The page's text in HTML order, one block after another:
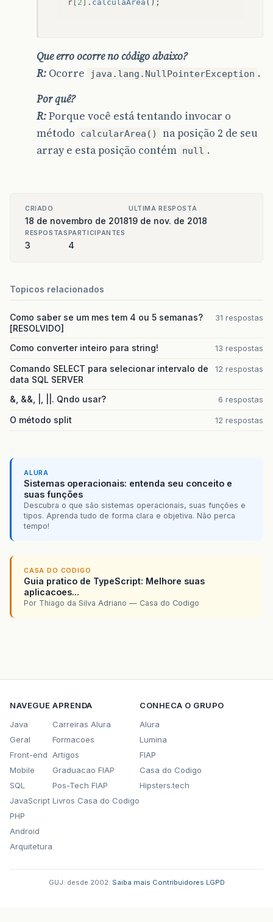
r 2 . calculaArea ();
Que erro ocorre no código abaixo?
R: Ocorre java.lang.NullPointerException .
Por quê?
R:Porque você está tentando invocar o
método
calcularArea()
na posição 2 de seu
array e esta posição contém null .
CRIADO
18 de novembro de 2018
ULTIMA RESPOSTA
19 de nov. de 2018
RESPOSTAS
3
PARTICIPANTES
4
Topicos relacionados
Como saber se um mes tem 4 ou 5 semanas?
[RESOLVIDO]
31 respostas
Como converter inteiro para string! 13 respostas
Comando SELECT para selecionar intervalo de
data SQL SERVER
12 respostas
&, &&, |, ||. Qndo usar? 6 respostas
O método split 12 respostas
ALURA
Sistemas operacionais: entenda seu conceito e
suas funções
Descubra o que são sistemas operacionais, suas funções e
tipos. Aprenda tudo de forma clara e objetiva. Não perca
tempo!
CASA DO CODIGO
Guia pratico de TypeScript: Melhore suas
aplicacoes...
Por Thiago da Silva Adriano — Casa do Codigo
NAVEGUE
Java
Geral
Front-end
Mobile
SQL
JavaScript
PHP
Android
Arquitetura
APRENDA
Carreiras Alura
Formacoes
Artigos
Graduacao FIAP
Pos-Tech FIAP
Livros Casa do Codigo
CONHECA O GRUPO
Alura
Lumina
FIAP
Casa do Codigo
Hipsters.tech
GUJ: desde 2002. Saiba mais Contribuidores LGPD